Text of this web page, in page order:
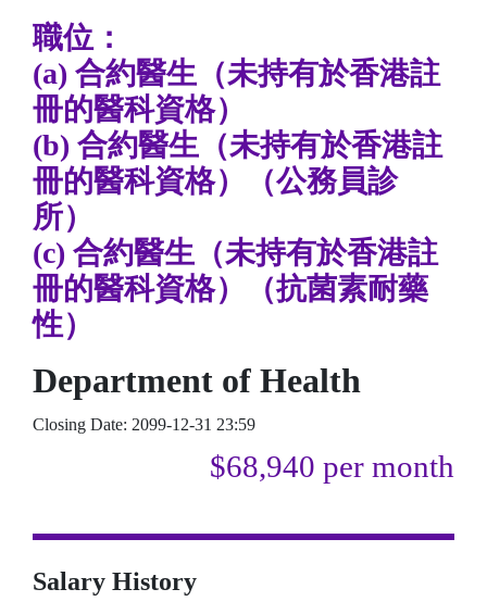
職位：
(a) 合約醫生（未持有於香港註
冊的醫科資格）
(b) 合約醫生（未持有於香港註
冊的醫科資格）（公務員診
所）
(c) 合約醫生（未持有於香港註
冊的醫科資格）（抗菌素耐藥
性）
Department of Health
Closing Date: 2099-12-31 23:59
$68,940 per month
Salary History